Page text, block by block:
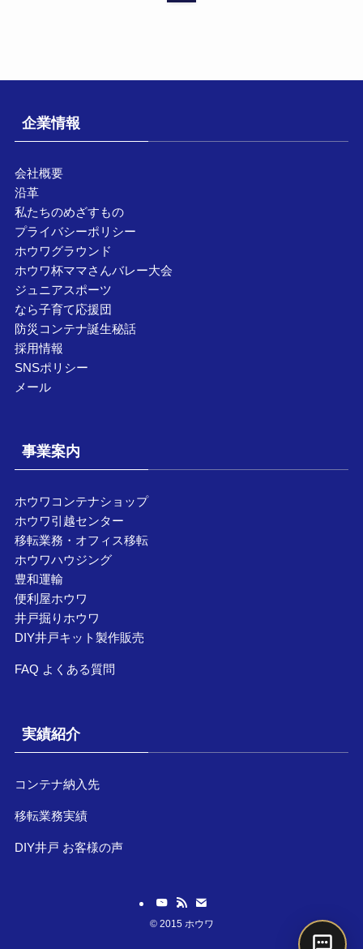
企業情報
会社概要
沿革
私たちのめざすもの
プライバシーポリシー
ホウワグラウンド
ホウワ杯ママさんバレー大会
ジュニアスポーツ
なら子育て応援団
防災コンテナ誕生秘話
採用情報
SNSポリシー
メール
事業案内
ホウワコンテナショップ
ホウワ引越センター
移転業務・オフィス移転
ホウワハウジング
豊和運輸
便利屋ホウワ
井戸掘りホウワ
DIY井戸キット製作販売
FAQ よくある質問
実績紹介
コンテナ納入先
移転業務実績
DIY井戸 お客様の声
©2015 ホウワ